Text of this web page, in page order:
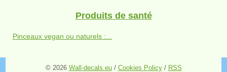
Produits de santé
Pinceaux vegan ou naturels :...
© 2026 Wall-decals.eu/ Cookies Policy/ RSS